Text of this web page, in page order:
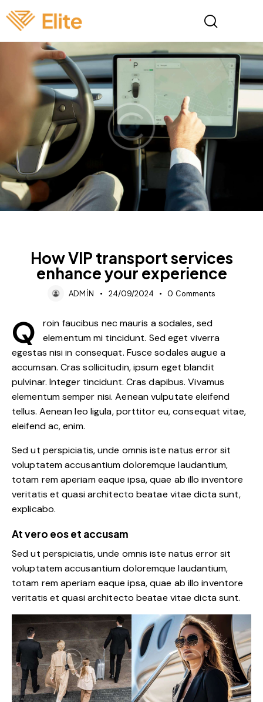
How VIP transport services
enhance your experience
ADMIN 24/09/2024 0 Comments
Q
roin faucibus nec mauris a sodales, sed
elementum mi tincidunt. Sed eget viverra
egestas nisi in consequat. Fusce sodales augue a
accumsan. Cras sollicitudin, ipsum eget blandit
pulvinar. Integer tincidunt. Cras dapibus. Vivamus
elementum semper nisi. Aenean vulputate eleifend
tellus. Aenean leo ligula, porttitor eu, consequat vitae,
eleifend ac, enim.
Sed ut perspiciatis, unde omnis iste natus error sit
voluptatem accusantium doloremque laudantium,
totam rem aperiam eaque ipsa, quae ab illo inventore
veritatis et quasi architecto beatae vitae dicta sunt,
explicabo.
At vero eos et accusam
Sed ut perspiciatis, unde omnis iste natus error sit
voluptatem accusantium doloremque laudantium,
totam rem aperiam eaque ipsa, quae ab illo inventore
veritatis et quasi architecto beatae vitae dicta sunt.